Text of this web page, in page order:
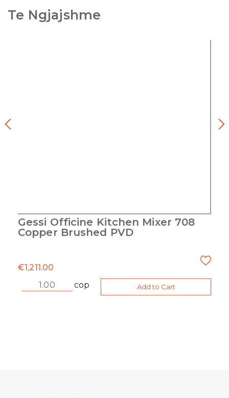
Te Ngjajshme
Gessi Officine Kitchen Mixer 708
Copper Brushed PVD
€1,211.00
cop
Add to Cart